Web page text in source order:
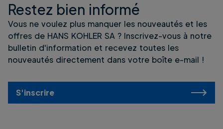
Restez bien informé
Vous ne voulez plus manquer les nouveautés et les
offres de HANS KOHLER SA ? Inscrivez-vous à notre
bulletin d'information et recevez toutes les
nouveautés directement dans votre boîte e-mail !
S'inscrire